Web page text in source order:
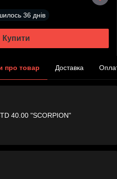
36 днів
Купити
про товар Доставка
40.00 "SCORPION"